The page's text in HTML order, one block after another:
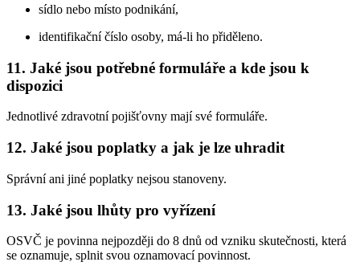
sídlo nebo místo podnikání,
identifikační číslo osoby, má-li ho přiděleno.
11. Jaké jsou potřebné formuláře a kde jsou k
dispozici
Jednotlivé zdravotní pojišťovny mají své formuláře.
12. Jaké jsou poplatky a jak je lze uhradit
Správní ani jiné poplatky nejsou stanoveny.
13. Jaké jsou lhůty pro vyřízení
OSVČ je povinna nejpozději do 8 dnů od vzniku skutečnosti, která
se oznamuje, splnit svou oznamovací povinnost.